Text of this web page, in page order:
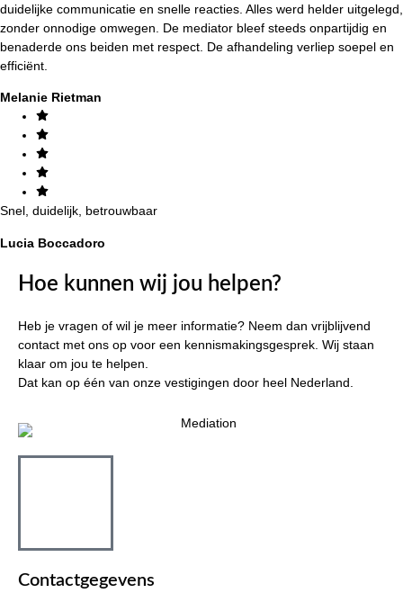
duidelijke communicatie en snelle reacties. Alles werd helder uitgelegd,
zonder onnodige omwegen. De mediator bleef steeds onpartijdig en
benaderde ons beiden met respect. De afhandeling verliep soepel en
efficiënt.
Melanie Rietman
Snel, duidelijk, betrouwbaar
Lucia Boccadoro
Hoe kunnen wij jou helpen?
Heb je vragen of wil je meer informatie? Neem dan vrijblijvend
contact met ons op voor een kennismakingsgesprek. Wij staan
klaar om jou te helpen.
Dat kan op één van onze vestigingen door heel Nederland.
Contactgegevens